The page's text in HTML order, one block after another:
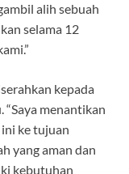
alih sebuah
selama 12
kepada
“Saya menantikan
ke tujuan
yang aman dan
kebutuhan